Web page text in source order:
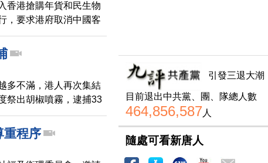
「元朗居民」挑釁遊行
人被捕，之前，港人已
香港搶購年貨和民生物
，要求港府取消中國客
在下午五點時，在屯門
，並向民眾施放胡椒噴
多不滿，港人再次集結
祭出胡椒噴霧，逮捕33
到，在昨晚衝突中，有
滿，下午四點多，約十
方兩度釋放胡椒噴霧，
重程序
引發三退大潮
目前退出中共黨、團、隊總人數
464,856,587人
隨處可看新唐人